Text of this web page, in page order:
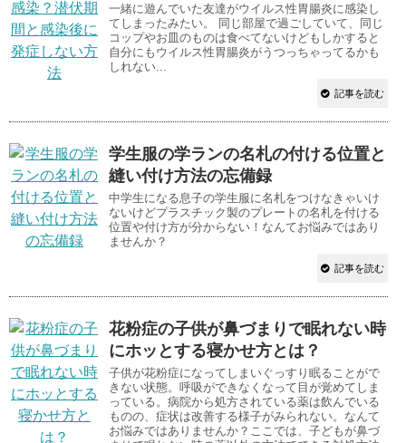
一緒に遊んでいた友達がウイルス性胃腸炎に感染し
てしまったみたい。 同じ部屋で過ごしていて、同じ
コップやお皿のものは食べてないけどもしかすると
自分にもウイルス性胃腸炎がうつっちゃってるかも
しれない...
記事を読む
学生服の学ランの名札の付ける位置と
縫い付け方法の忘備録
中学生になる息子の学生服に名札をつけなきゃいけ
ないけどプラスチック製のプレートの名札を付ける
位置や付け方が分からない！なんてお悩みではあり
ませんか？
記事を読む
花粉症の子供が鼻づまりで眠れない時
にホッとする寝かせ方とは？
子供が花粉症になってしまいぐっすり眠ることがで
きない状態。呼吸ができなくなって目が覚めてしま
っている。病院から処方されている薬は飲んでいる
ものの、症状は改善する様子がみられない。なんて
お悩みではありませんか？ここでは、子どもが鼻づ